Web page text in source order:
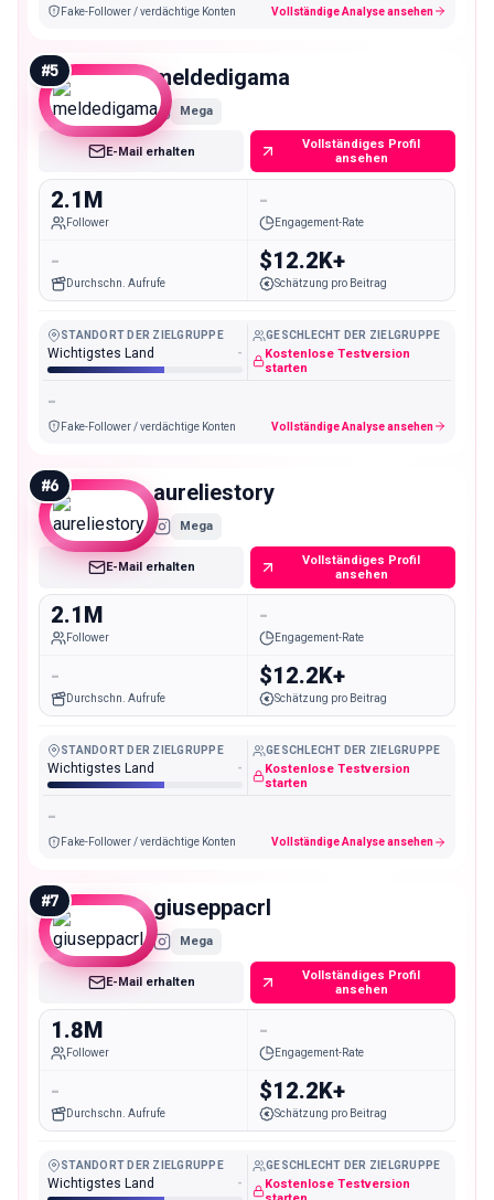
Fake-Follower / verdächtige Konten Vollständige Analyse ansehen
#5 meldedigama
Mega
E-Mail erhalten
Vollständiges Profil
ansehen
2.1M
Follower
-
Engagement-Rate
-
Durchschn. Aufrufe
$12.2K+
Schätzung pro Beitrag
STANDORT DER ZIELGRUPPE
Wichtigstes Land -
GESCHLECHT DER ZIELGRUPPE
Kostenlose Testversion
starten
-
Fake-Follower / verdächtige Konten Vollständige Analyse ansehen
#6 aureliestory
Mega
E-Mail erhalten
Vollständiges Profil
ansehen
2.1M
Follower
-
Engagement-Rate
-
Durchschn. Aufrufe
$12.2K+
Schätzung pro Beitrag
STANDORT DER ZIELGRUPPE
Wichtigstes Land -
GESCHLECHT DER ZIELGRUPPE
Kostenlose Testversion
starten
-
Fake-Follower / verdächtige Konten Vollständige Analyse ansehen
#7 giuseppacrl
Mega
E-Mail erhalten
Vollständiges Profil
ansehen
1.8M
Follower
-
Engagement-Rate
-
Durchschn. Aufrufe
$12.2K+
Schätzung pro Beitrag
STANDORT DER ZIELGRUPPE
Wichtigstes Land -
GESCHLECHT DER ZIELGRUPPE
Kostenlose Testversion